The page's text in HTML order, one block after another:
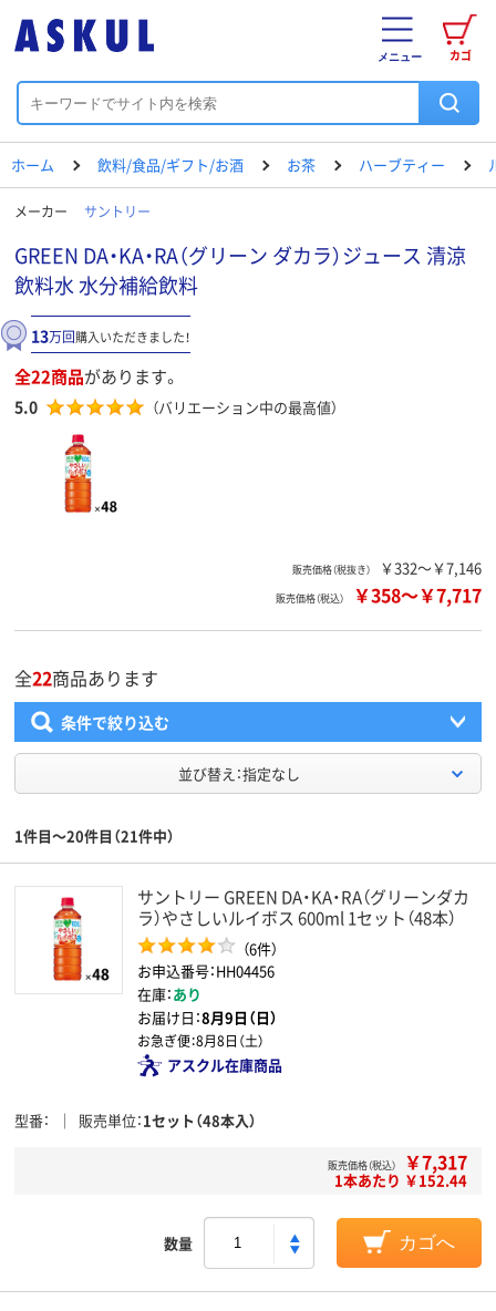
カゴ
メニュー
ホーム 飲料/食品/ギフト/お酒 お茶 ハーブティー
メーカー サントリー
GREEN DA・KA・RA（グリーン ダカラ）ジュース 清涼
飲料水 水分補給飲料
13万回購入いただきました！
全22商品があります。
5.0 （バリエーション中の最高値）
販売価格（税抜き） ￥332～￥7,146
販売価格（税込） ￥358～￥7,717
全22商品あります
条件で絞り込む
並び替え：指定なし
1件目～20件目（21件中）
サントリー GREEN DA・KA・RA（グリーンダカ
ラ）やさしいルイボス 600ml 1セット（48本）
（6件）
お申込番号：HH04456
在庫：あり
お届け日：8月9日（日）
お急ぎ便：8月8日（土）
アスクル在庫商品
型番 販売単位 1セット（48本入）
販売価格（税込） ￥7,317
1本あたり ￥152.44
数量 カゴへ